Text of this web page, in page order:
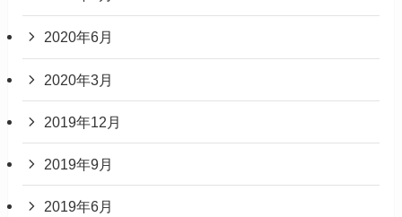
2020年6月
2020年3月
2019年12月
2019年9月
2019年6月